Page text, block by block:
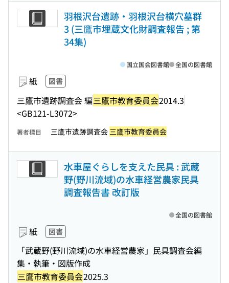
羽根沢台遺跡・羽根沢台横穴墓群
3 (三鷹市埋蔵文化財調査報告 ; 第
34集)
紙 図書
三鷹市遺跡調査会 編三鷹市教育委員会2014.3
<GB121-L3072>
国立国会図書館 全国の図書館
著者標目 三鷹市遺跡調査会 三鷹市教育委員会
水車屋ぐらしを支えた民具 : 武蔵
野(野川流域)の水車経営農家民具
調査報告書 改訂版
紙 図書
「武蔵野(野川流域)の水車経営農家」民具調査会編
集・執筆・図版作成
三鷹市教育委員会2025.3
全国の図書館